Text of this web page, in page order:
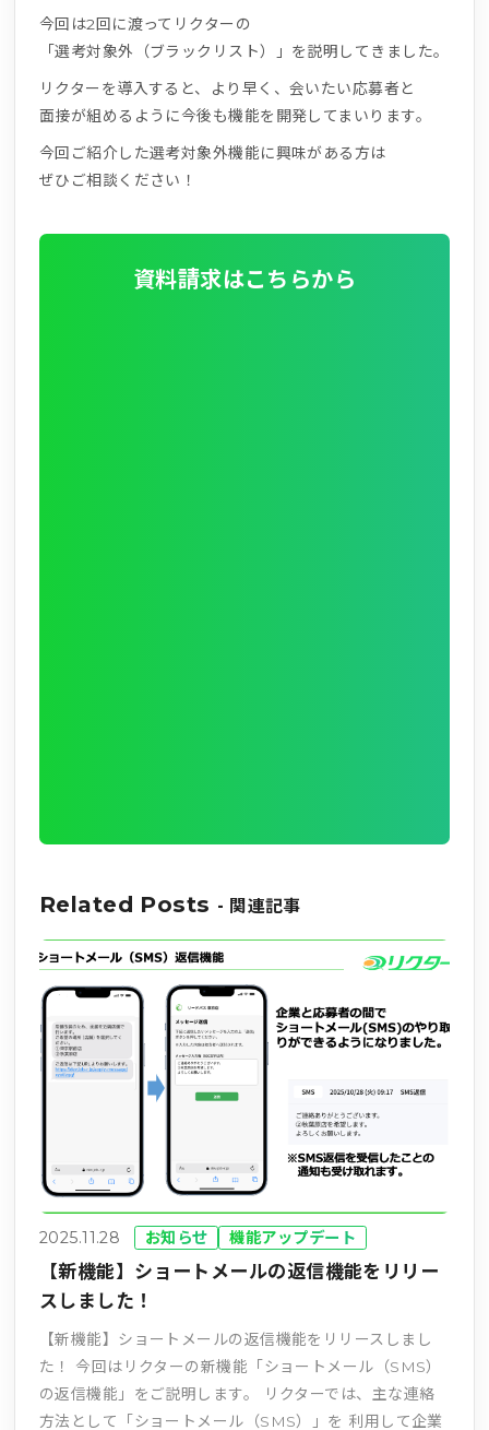
今回は2回に渡ってリクターの
「選考対象外（ブラックリスト）」を説明してきました。
リクターを導入すると、より早く、会いたい応募者と
面接が組めるように今後も機能を開発してまいります。
今回ご紹介した選考対象外機能に興味がある方は
ぜひご相談ください！
資料請求はこちらから
Related Posts - 関連記事
2025.11.28 お知らせ 機能アップデート
【新機能】ショートメールの返信機能をリリー
スしました！
【新機能】ショートメールの返信機能をリリースしまし
た！ 今回はリクターの新機能「ショートメール（SMS）
の返信機能」をご説明します。 リクターでは、主な連絡
方法として「ショートメール（SMS）」を 利用して企業